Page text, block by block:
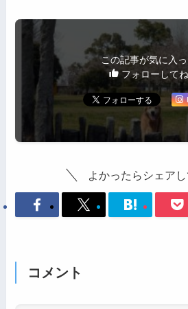
この記事が気に入
フォローして
よかったらシェアし
コメント